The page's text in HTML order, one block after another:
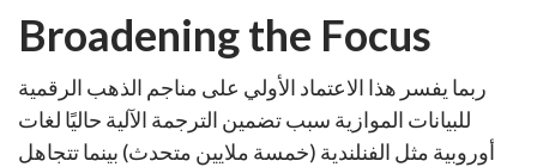
Broadening the Focus
ربما يفسر هذا الاعتماد الأولي على مناجم الذهب الرقمية
للبيانات الموازية سبب تضمين الترجمة الآلية حاليًا لغات
أوروبية مثل الفنلندية (خمسة ملايين متحدث) بينما تتجاهل